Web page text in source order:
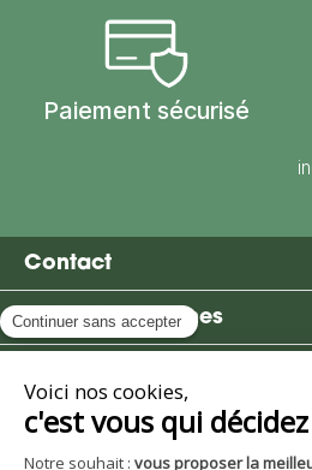
Paiement sécurisé
Contact
Moulin des Moines
Avantages et services